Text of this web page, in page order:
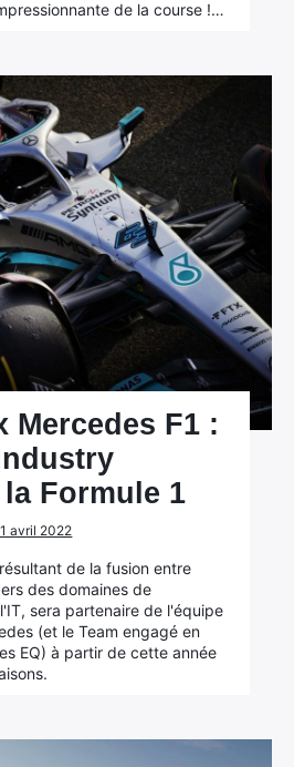
de la course !…
Mercedes F1 :
la Formule 1
avril 2022
de la fusion entre
des domaines de
sera partenaire de l'équipe
(et le Team engagé en
EQ) à partir de cette année